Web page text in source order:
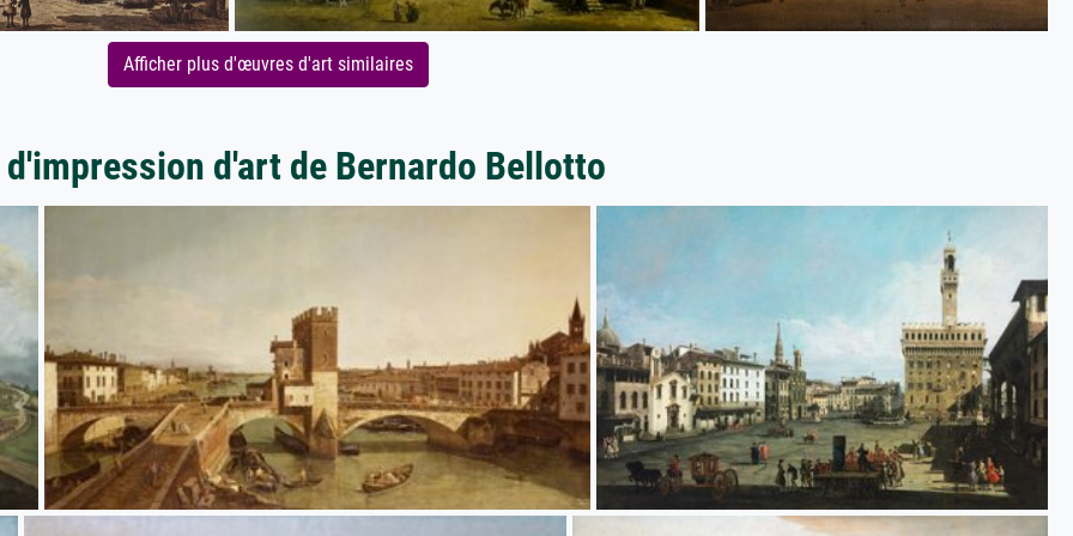
Afficher plus d'œuvres d'art similaires
d'art de Bernardo Bellotto